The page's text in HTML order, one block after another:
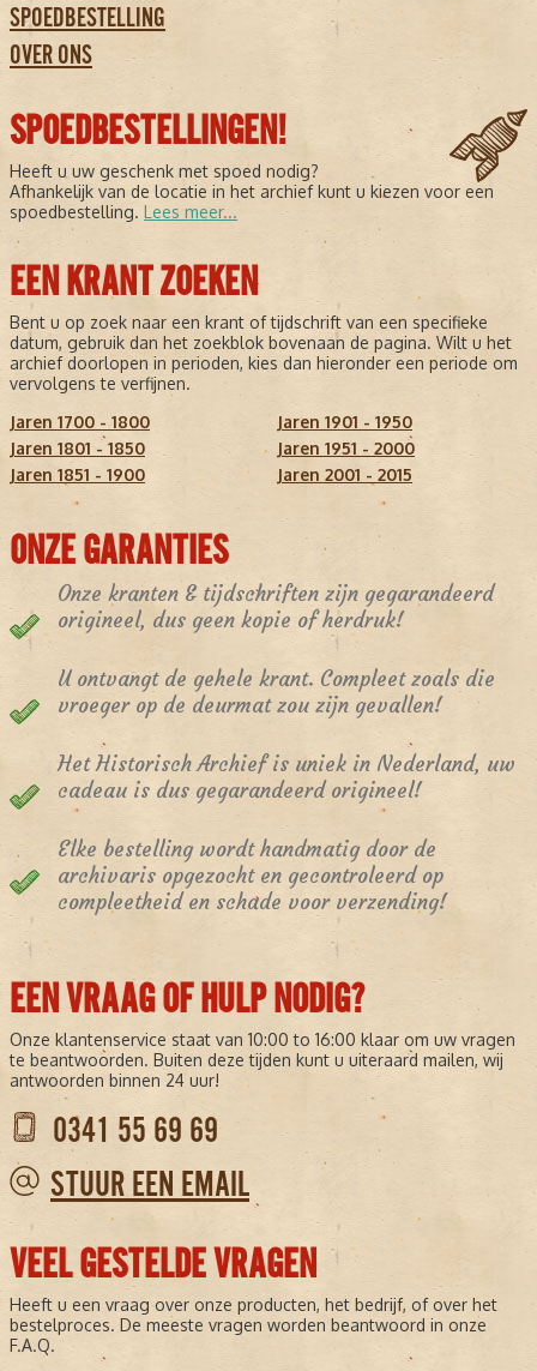
SPOEDBESTELLING
OVER ONS
SPOEDBESTELLINGEN!
Heeft u uw geschenk met spoed nodig?
Afhankelijk van de locatie in het archief kunt u kiezen voor een
spoedbestelling. Lees meer...
EEN KRANT ZOEKEN
Bent u op zoek naar een krant of tijdschrift van een specifieke
datum, gebruik dan het zoekblok bovenaan de pagina. Wilt u het
archief doorlopen in perioden, kies dan hieronder een periode om
vervolgens te verfijnen.
Jaren 1700 - 1800
Jaren 1801 - 1850
Jaren 1851 - 1900
Jaren 1901 - 1950
Jaren 1951 - 2000
Jaren 2001 - 2015
ONZE GARANTIES
Onze kranten & tijdschriften zijn gegarandeerd
origineel, dus geen kopie of herdruk!
U ontvangt de gehele krant. Compleet zoals die
vroeger op de deurmat zou zijn gevallen!
Het Historisch Archief is uniek in Nederland, uw
cadeau is dus gegarandeerd origineel!
Elke bestelling wordt handmatig door de
archivaris opgezocht en gecontroleerd op
compleetheid en schade voor verzending!
EEN VRAAG OF HULP NODIG?
Onze klantenservice staat van 10:00 to 16:00 klaar om uw vragen
te beantwoorden. Buiten deze tijden kunt u uiteraard mailen, wij
antwoorden binnen 24 uur!
0341 55 69 69
STUUR EEN EMAIL
VEEL GESTELDE VRAGEN
Heeft u een vraag over onze producten, het bedrijf, of over het
bestelproces. De meeste vragen worden beantwoord in onze
F.A.Q.